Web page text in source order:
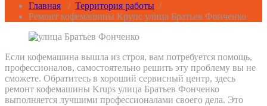
Главная / Территория работы /
Ремонт кофемашины Крупс улица Братьев Фонченко
Если кофемашина вышла из строя, вам потребуется помощь,
профессионалов, самостоятельно решить эту проблему вы не
сможете. Обратитесь в хороший сервисный центр, здесь
ремонт кофемашины Krups улица Братьев Фонченко
выполняется лучшими профессионалами своего дела. Это